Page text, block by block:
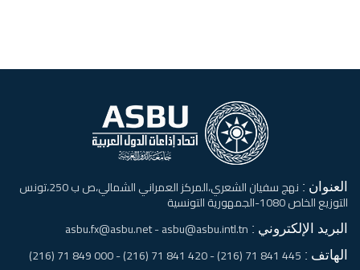
العنوان : نهج سفيان الشعري،المركز العمراني الشمالي،ص ب 250،تونس
التوزيع الخاص 1080-الجمهورية التونسية
البريد الإلكتروني : asbu.fx@asbu.net - asbu@asbu.intl.tn
الهاتف : 445 841 71 (216) - 420 841 71 (216) - 000 849 71 (216)